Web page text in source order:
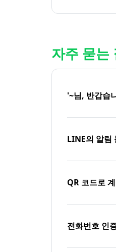
자주 묻는
'~님, 반갑습
LINE의 알림
QR 코드로
전화번호 인